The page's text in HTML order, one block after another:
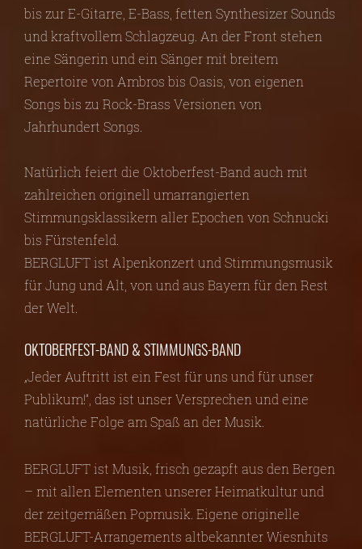
bis zur E-Gitarre, E-Bass, fetten Synthesizer Sounds
und kraftvollem Schlagzeug. An der Front stehen
eine Sängerin und ein Sänger mit breitem
Repertoire von Ambros bis Oasis, von eigenen
Songs bis zu Rock-Brass Versionen von
Jahrhundert Songs.
Natürlich feiert die Oktoberfest-Band auch mit
zahlreichen originell umarrangierten
Stimmungsklassikern aller Epochen von Schnucki
bis Fürstenfeld.
BERGLUFT ist Alpenkonzert und Stimmungsmusik
für Jung und Alt, von und aus Bayern für den Rest
der Welt.
OKTOBERFEST-BAND & STIMMUNGS-BAND
„Jeder Auftritt ist ein Fest für uns und für unser
Publikum!“, das ist unser Versprechen und eine
natürliche Folge am Spaß an der Musik.
BERGLUFT ist Musik, frisch gezapft aus den Bergen
– mit allen Elementen unserer Heimatkultur und
der zeitgemäßen Popmusik. Eigene originelle
BERGLUFT-Arrangements altbekannter Wiesnhits